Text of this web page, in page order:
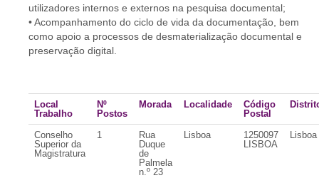
utilizadores internos e externos na pesquisa documental;
• Acompanhamento do ciclo de vida da documentação, bem
como apoio a processos de desmaterialização documental e
preservação digital.
Local
Trabalho
Nº
Postos
Morada Localidade
Código
Postal
Conselho
Superior da
Magistratura
1
Rua
Duque
de
Palmela
n.º 23
Lisboa
1250097
LISBOA
Lisboa